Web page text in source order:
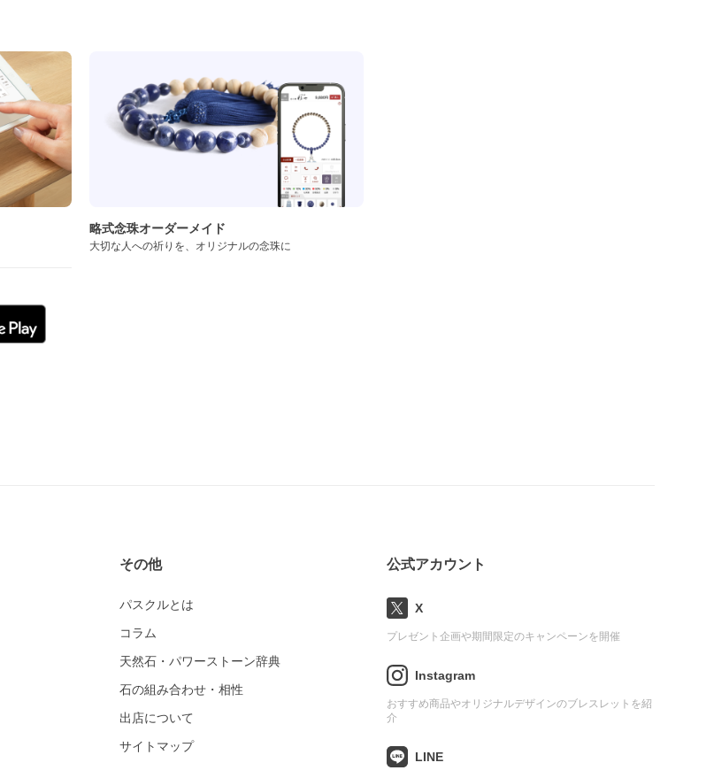
略式念珠オーダーメイド
大切な人への祈りを、オリジナルの念珠に
その他
パスクルとは
コラム
天然石・パワーストーン辞典
石の組み合わせ・相性
出店について
サイトマップ
公式アカウント
X
プレゼント企画や期間限定のキャンペーンを開催
Instagram
おすすめ商品やオリジナルデザインのブレスレットを紹
介
LINE